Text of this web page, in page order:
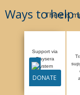
Ways to help
There is
Support via
Paysera
system
DONATE